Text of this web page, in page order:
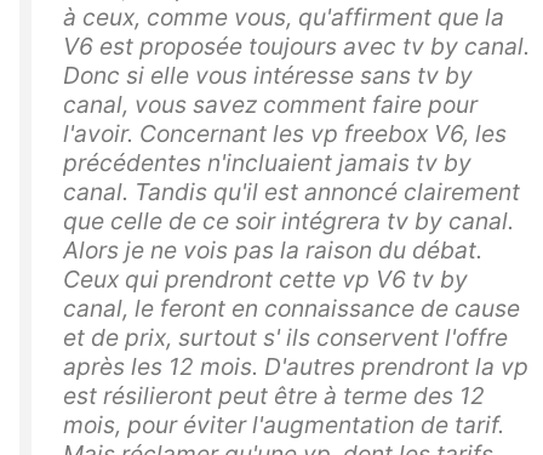
à ceux, comme vous, qu'affirment que la
V6 est proposée toujours avec tv by canal.
Donc si elle vous intéresse sans tv by
canal, vous savez comment faire pour
l'avoir. Concernant les vp freebox V6, les
précédentes n'incluaient jamais tv by
canal. Tandis qu'il est annoncé clairement
que celle de ce soir intégrera tv by canal.
Alors je ne vois pas la raison du débat.
Ceux qui prendront cette vp V6 tv by
canal, le feront en connaissance de cause
et de prix, surtout s' ils conservent l'offre
après les 12 mois. D'autres prendront la vp
est résilieront peut être à terme des 12
mois, pour éviter l'augmentation de tarif.